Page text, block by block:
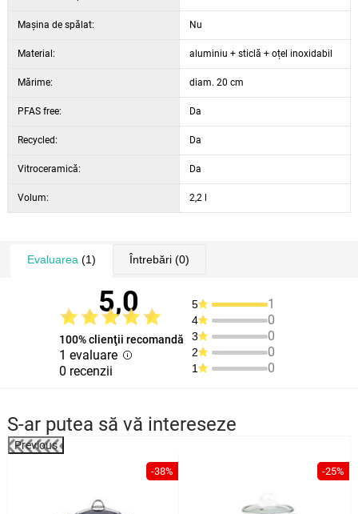
Maşina de spălat: Nu
Material: aluminiu + sticlă + oțel inoxidabil
Mărime: diam. 20 cm
PFAS free: Da
Recycled: Da
Vitroceramică: Da
Volum: 2,2 l
Evaluarea (1) Întrebări(0)
5,0
100% clienţii recomandă
1 evaluare
0 recenzii
5 1
4 0
3 0
2 0
1 0
S-ar putea să vă intereseze
Previous
-38% -25%